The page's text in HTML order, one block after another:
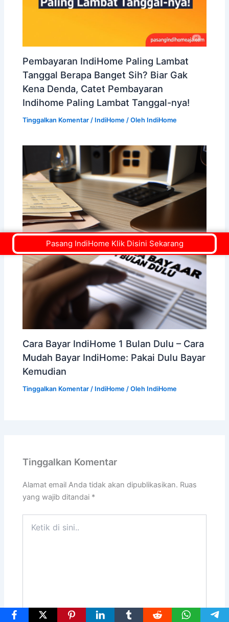
Pembayaran IndiHome Paling Lambat
Tanggal Berapa Banget Sih? Biar Gak
Kena Denda, Catet Pembayaran
Indihome Paling Lambat Tanggal-nya!
Tinggalkan Komentar / IndiHome / Oleh IndiHome
Cara Bayar IndiHome 1 Bulan Dulu – Cara
Mudah Bayar IndiHome: Pakai Dulu Bayar
Kemudian
Tinggalkan Komentar / IndiHome / Oleh IndiHome
Tinggalkan Komentar
Alamat email Anda tidak akan dipublikasikan. Ruas
yang wajib ditandai *
Pasang IndiHome Klik Disini Sekarang